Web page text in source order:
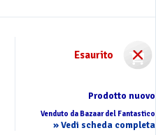
Esaurito
Prodotto nuovo
Venduto da Bazaar del Fantastico
» Vedi scheda completa